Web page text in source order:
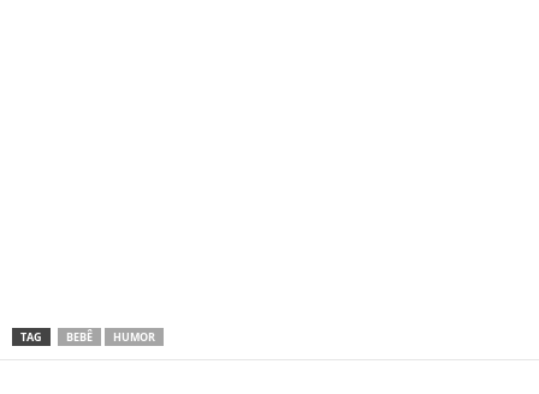
TAG BEBÊ HUMOR